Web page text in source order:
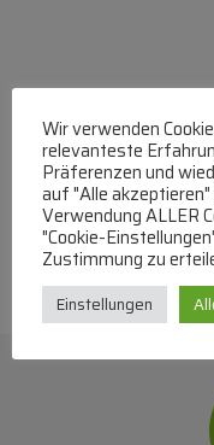
Wir verwenden
relevanteste
Präferenzen und
auf "Alle
Verwendung ALLER
"Cookie-
Zustimmung zu
Einstellungen